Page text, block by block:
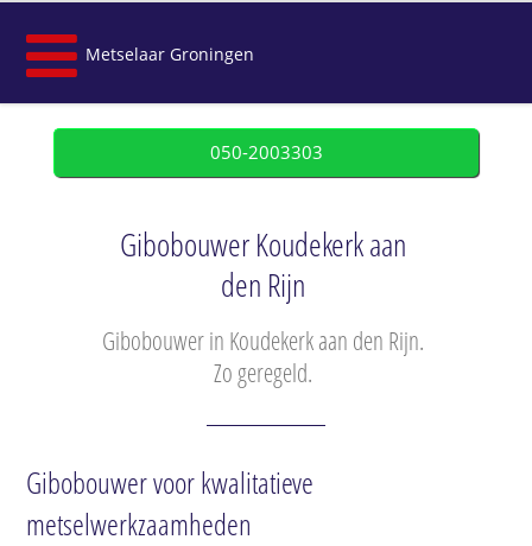
Metselaar Groningen
050-2003303
Gibobouwer Koudekerk aan
den Rijn
Gibobouwer in Koudekerk aan den Rijn.
Zo geregeld.
Gibobouwer voor kwalitatieve
metselwerkzaamheden